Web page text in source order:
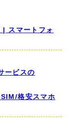
スマートフォ
ービスの
格安スマホ